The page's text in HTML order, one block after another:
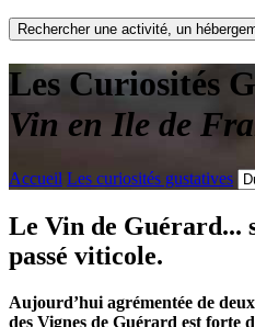
Rechercher une activité, un
Les Curiosités
Vin en Ile de
Accueil Les curiosités gustatives
Le Vin de Guérard...
passé viticole.
Aujourd’hui agrémentée de
des Vignes de Guérard est forte